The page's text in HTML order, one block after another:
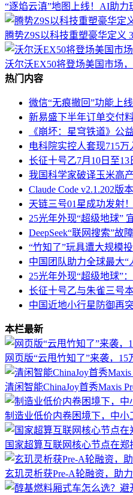
“逐焰云滇”地图上线！AI助
腾势Z9S以科技重塑豪华定义
沃尔沃EX50将登场美国市场
热门内容
微信“无痕撤回”功能上
新易盛下半年订单交付
《崩坏：星穹铁道》公
电科院实控人套现715
长征十号乙7月10日至
我国科学家破译玉米高
Claude Code v2.1.202
天链三号01星成功发射
25光年外现“超级地球”
DeepSeek“联网搜索”故
“竹知了”玩具遭大规模
中国团队助力全球最大
25光年外现“超级地球”
长征十号乙与朱雀三号
中国近地小行星防御再
本栏最新
网页版“云甩竹知了”来袭，15
清闲智能ChinaJoy首秀Maxis
制造业低价内卷困境下，中
国家超算互联网核心节点在
玄玑灵析获Pre-A轮融资，助